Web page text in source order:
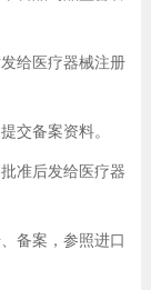
给医疗器械注册
交备案资料。
准后发给医疗器
备案，参照进口